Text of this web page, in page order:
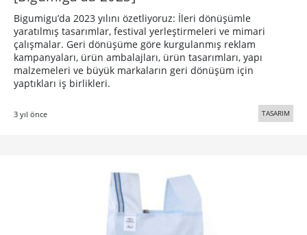
Bigumigu’da 2023 yılını özetliyoruz: İleri dönüşümle
yaratılmış tasarımlar, festival yerleştirmeleri ve mimari
çalışmalar. Geri dönüşüme göre kurgulanmış reklam
kampanyaları, ürün ambalajları, ürün tasarımları, yapı
malzemeleri ve büyük markaların geri dönüşüm için
yaptıkları iş birlikleri.
3 yıl önce TASARIM